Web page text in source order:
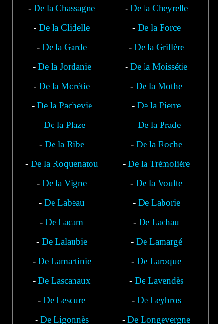
-De la Chassagne - De la Cheyrelle
-De la Clidelle - De la Force
- De la Garde - De la Grillère
- De la Jordanie -De la Moissétie
-De la Morétie -De la Mothe
- De la Pachevie -De la Pierre
- De la Plaze - De la Prade
- De la Ribe - De la Roche
- De la Roquenatou -De la Trémolière
- De la Vigne -De la Voulte
- De Labeau - De Laborie
-De Lacam -De Lachau
- De Lalaubie - De Lamargé
- De Lamartinie -De Laroque
-De Lascanaux - De Lavendès
-De Lescure - De Leybros
- De Ligonnès -De Longevergne